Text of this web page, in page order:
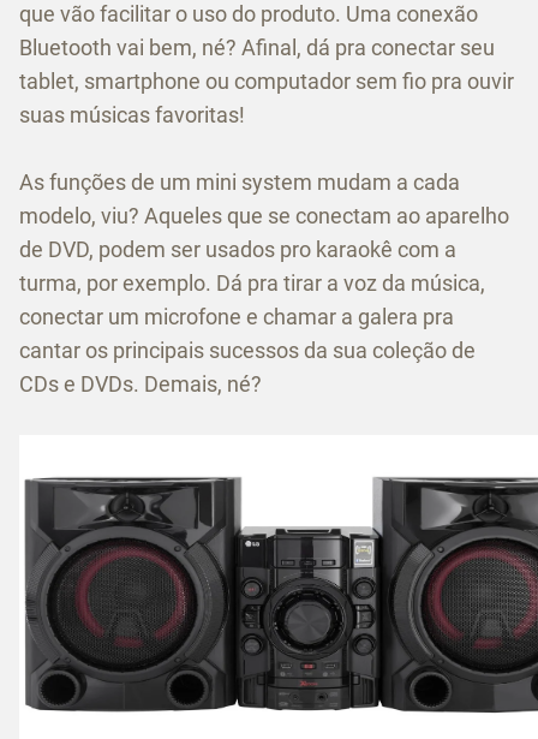
que vão facilitar o uso do produto. Uma conexão
Bluetooth vai bem, né? Afinal, dá pra conectar seu
tablet, smartphone ou computador sem fio pra ouvir
suas músicas favoritas!
As funções de um mini system mudam a cada
modelo, viu? Aqueles que se conectam ao aparelho
de DVD, podem ser usados pro karaokê com a
turma, por exemplo. Dá pra tirar a voz da música,
conectar um microfone e chamar a galera pra
cantar os principais sucessos da sua coleção de
CDs e DVDs. Demais, né?